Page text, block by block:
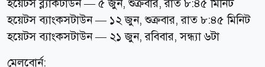
হয়েটস ব্ল্যাকটাউন — ৫ জুন, শুক্রবার, রাত ৮:৪৫ মিনিট
হয়েটস ব্যাংকসটাউন — ১২ জুন, শুক্রবার, রাত ৮:৪৫ মিনিট
হয়েটস ব্যাংকসটাউন — ২১ জুন, রবিবার, সন্ধ্যা ৬টা
মেলবোর্ন: